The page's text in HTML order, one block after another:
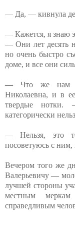
— Да, — кивнула
— Кажется, я знаю
— Они лет десять
но очень быстро
доме, и все они
— Что же нам
Николаевна, и в
твердые нотки.
категорически
— Нельзя, это
посоветуюсь с ним,
Вечером того же
Валерьевичу —
лучшей стороны
местным
справедливым